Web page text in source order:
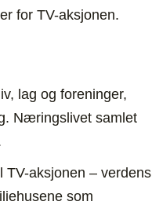
for TV-aksjonen.
lag og foreninger,
Næringslivet samlet
TV-aksjonen – verdens
som